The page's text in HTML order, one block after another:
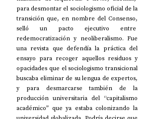
para desmontar el sociologismo oficial de la
transición que, en nombre del Consenso,
selló un pacto ejecutivo entre
redemocratización y neoliberalismo. Fue
una revista que defendía la práctica del
ensayo para recoger aquellos residuos y
opacidades que el sociologismo transicional
buscaba eliminar de su lengua de expertos,
y para desmarcarse también de la
producción universitaria del “capitalismo
académico” que ya estaba colonizando la